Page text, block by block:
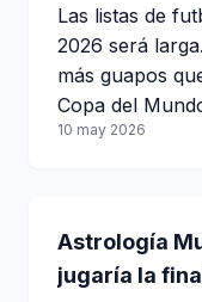
Las listas de
2026 será
más guapos
Copa del
10 may 2026
Astrología
jugaría la